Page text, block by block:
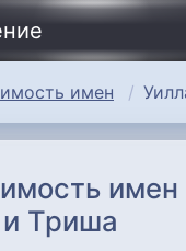
имен
имен
Триша